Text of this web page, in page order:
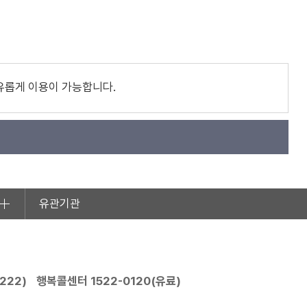
롭게 이용이 가능합니다.
유관기관
) 행복콜센터 1522-0120(유료)